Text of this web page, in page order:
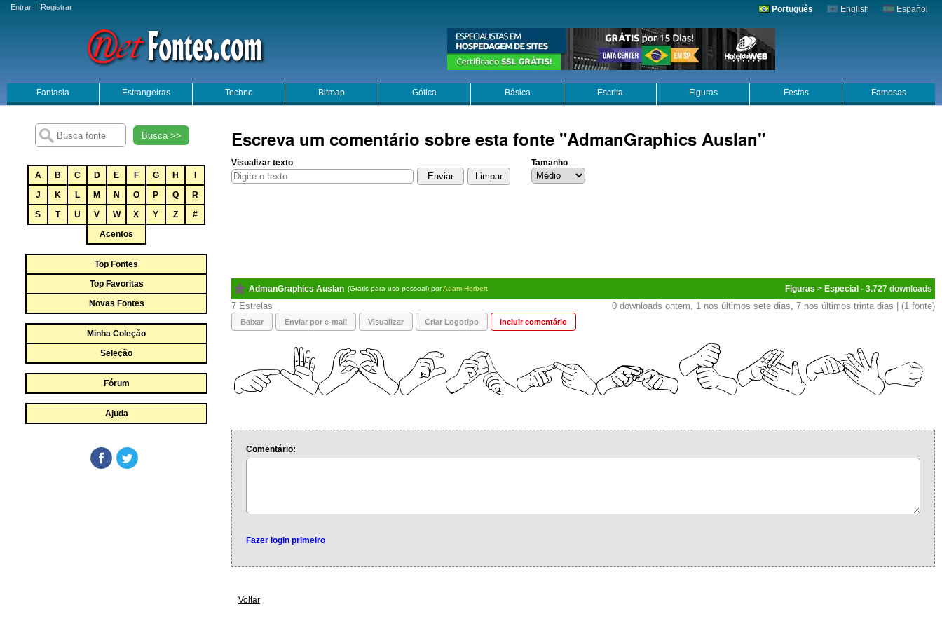
Entrar | Registrar Português English Español
Fantasia Estrangeiras Techno Bitmap Gótica Básica Escrita Figuras Festas Famosas
Busca >>
A B C D E F G H
J
K L M N O P Q
R
S
T U V W X Y Z
#
Acentos
Top Fontes
Top Favoritas
Novas Fontes
Minha Coleção
Seleção
Fórum
Ajuda
Escreva um comentário sobre esta fonte "AdmanGraphics Auslan"
Visualizar texto Tamanho
AdmanGraphics Auslan (Gratis para uso pessoal) porAdam Herbert Figuras > Especial - 3.727
7 0 downloads ontem, 1 nos últimos sete dias, 7 nos últimos trinta dias | (1 fonte)
Baixar Enviar por e-mail Visualizar Criar Logotipo Incluir comentário
Comentário:
Fazer login primeiro
Voltar